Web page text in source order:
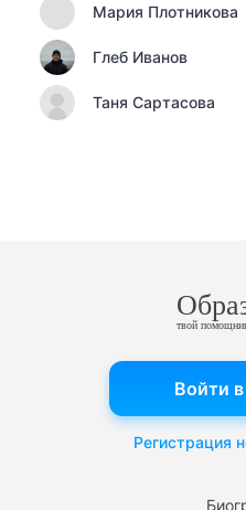
Мария Плотникова
Глеб Иванов
Таня Сартасова
твой
Войти
Регистрация